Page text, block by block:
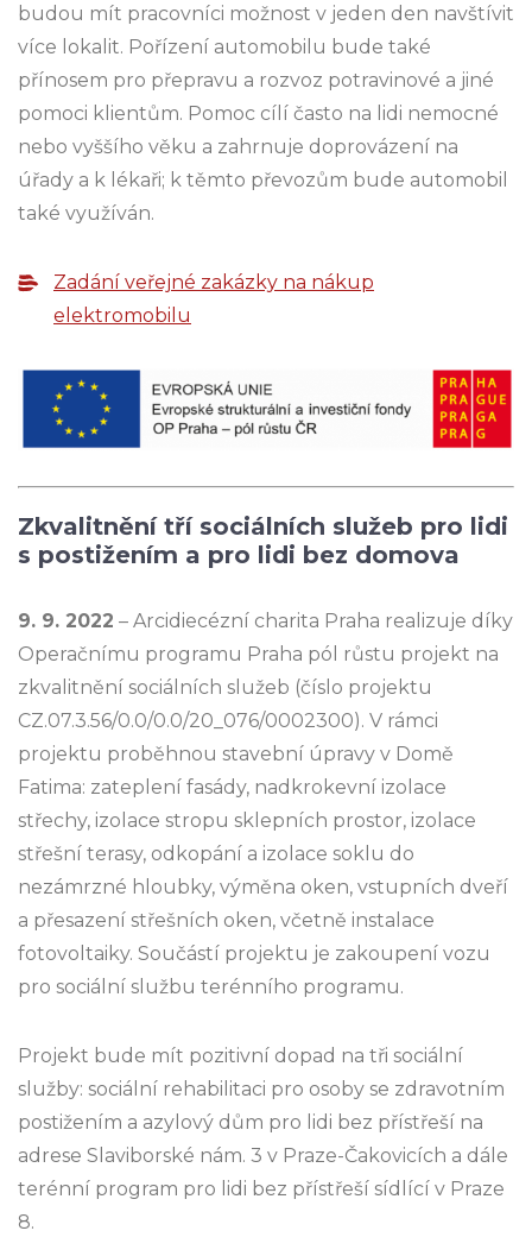
budou mít pracovníci možnost v jeden den navštívit
více lokalit. Pořízení automobilu bude také
přínosem pro přepravu a rozvoz potravinové a jiné
pomoci klientům. Pomoc cílí často na lidi nemocné
nebo vyššího věku a zahrnuje doprovázení na
úřady a k lékaři; k těmto převozům bude automobil
také využíván.
Zadání veřejné zakázky na nákup
elektromobilu
Zkvalitnění tří sociálních služeb pro lidi
s postižením a pro lidi bez domova
9. 9. 2022 – Arcidiecézní charita Praha realizuje díky
Operačnímu programu Praha pól růstu projekt na
zkvalitnění sociálních služeb (číslo projektu
CZ.07.3.56/0.0/0.0/20_076/0002300). V rámci
projektu proběhnou stavební úpravy v Domě
Fatima: zateplení fasády, nadkrokevní izolace
střechy, izolace stropu sklepních prostor, izolace
střešní terasy, odkopání a izolace soklu do
nezámrzné hloubky, výměna oken, vstupních dveří
a přesazení střešních oken, včetně instalace
fotovoltaiky. Součástí projektu je zakoupení vozu
pro sociální službu terénního programu.
Projekt bude mít pozitivní dopad na tři sociální
služby: sociální rehabilitaci pro osoby se zdravotním
postižením a azylový dům pro lidi bez přístřeší na
adrese Slaviborské nám. 3 v Praze-Čakovicích a dále
terénní program pro lidi bez přístřeší sídlící v Praze
8.